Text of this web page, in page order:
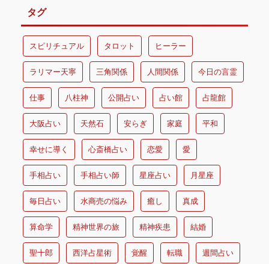
タグ
スピリチュアル タロット ヒーラー
ラリマー天寧 三角関係 人間関係 今日の言霊
仕事 八柱神 公開占い 占い館 占龍館
大阪占い 天然石 安らぎ 家庭 平和
幸せに導く 心斎橋占い 恋愛 愛
手相占い 手相占い師 星座占い 月星座
毎日占い 水商売の悩み 癒し 真成
算命学 精神世界の旅 精神疾患 結婚
聖十郎 西洋占星術 覚醒 転職 週間占い